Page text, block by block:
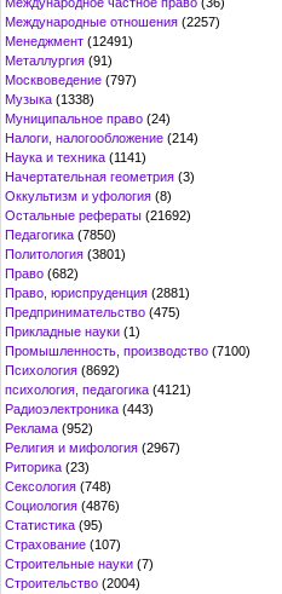
Международные отношения (2257)
Менеджмент (12491)
Металлургия (91)
Москвоведение (797)
Музыка (1338)
Муниципальное право (24)
Налоги, налогообложение (214)
Наука и техника (1141)
Начертательная геометрия (3)
Оккультизм и уфология (8)
Остальные рефераты (21692)
Педагогика (7850)
Политология (3801)
Право (682)
Право, юриспруденция (2881)
Предпринимательство (475)
Прикладные науки (1)
Промышленность, производство (7100)
Психология (8692)
психология, педагогика (4121)
Радиоэлектроника (443)
Реклама (952)
Религия и мифология (2967)
Риторика (23)
Сексология (748)
Социология (4876)
Статистика (95)
Страхование (107)
Строительные науки (7)
Строительство (2004)